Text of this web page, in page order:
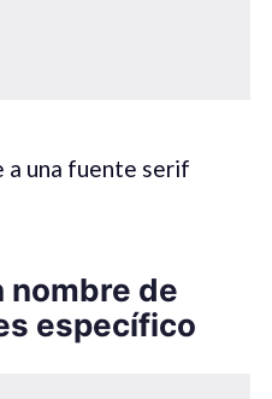
a una fuente serif
nombre de
específico